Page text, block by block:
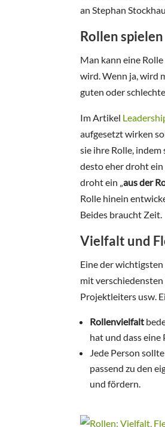
an Stephan
Rollen spielen
Man kann eine
wird. Wenn ja, wird
guten oder
Im Artikel
aufgesetzt wirken
sie ihre Rolle,
desto eher droht
droht ein „aus der
Rolle hinein
Beides braucht Zeit.
Vielfalt und
Eine der
mit
Projektleiters usw.
Rollenvielfalt
hat und dass
Jede Person
passend zu den
und fördern.